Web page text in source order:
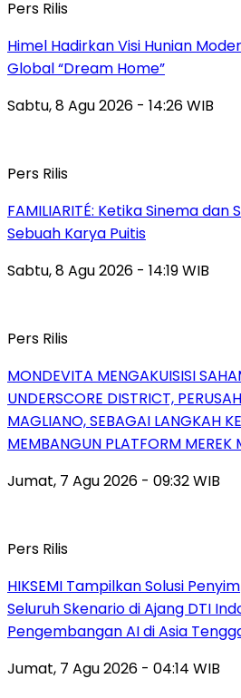
Pers Rilis
Himel Hadirkan Visi Hunian
Global “Dream Home”
Sabtu, 8 Agu 2026 - 14:26 WIB
Pers Rilis
FAMILIARITÉ: Ketika Sinema
Sebuah Karya Puitis
Sabtu, 8 Agu 2026 - 14:19 WIB
Pers Rilis
MONDEVITA MENGAKUISISI
UNDERSCORE DISTRICT,
MAGLIANO, SEBAGAI LANGKAH
MEMBANGUN PLATFORM MEREK
Jumat, 7 Agu 2026 - 09:32 WIB
Pers Rilis
HIKSEMI Tampilkan Solusi
Seluruh Skenario di Ajang DTI
Pengembangan AI di Asia
Jumat, 7 Agu 2026 - 04:14 WIB